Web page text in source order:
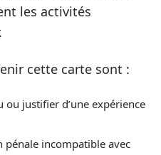
les activités
cette carte sont :
justifier d’une expérience
pénale incompatible avec